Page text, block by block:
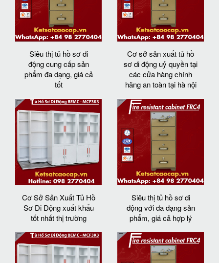
Siêu thị tủ hồ sơ di
động cung cấp sản
phẩm đa dạng, giá cả
tốt
Cơ sở sản xuất tủ hồ
sơ di động uỷ quyền tại
các cửa hàng chính
hãng an toàn tại hà nội
Cơ Sở Sản Xuất Tủ Hồ
Sơ Di Động xuất khẩu
tốt nhất thị trường
Siêu thị tủ hồ sơ di
động với đa dạng sản
phẩm, giá cả hợp lý